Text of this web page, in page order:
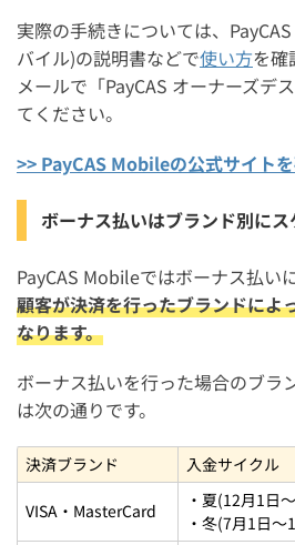
実際の手続きについては、
バイル)の説明書などで使い方を確
メールで「PayCAS オーナーズデ
てください。
>> PayCAS Mobileの公式サイト
ボーナス払いはブランド別に
PayCAS Mobileではボーナス払い
顧客が決済を行ったブランドによ
なります。
ボーナス払いを行った場合のブラ
は次の通りです。
決済ブランド 入金サイクル
VISA・MasterCard
・夏(12月1日
・冬(7月1日